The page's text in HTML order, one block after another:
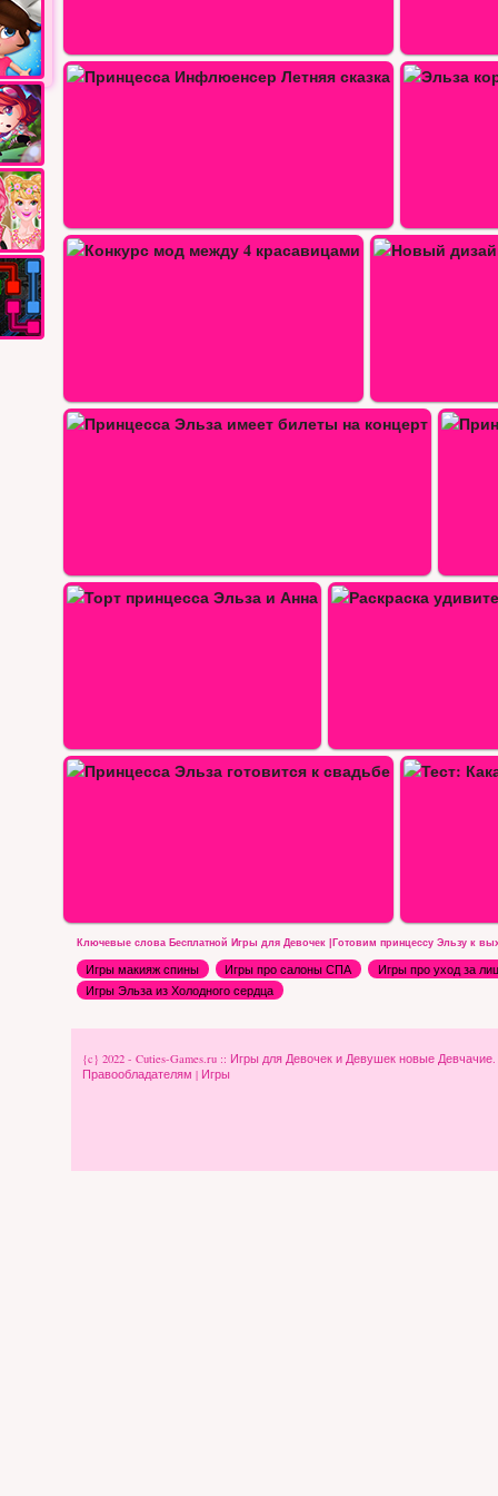
Эльза королевская принцесса…
Новый дизайн купальника для…
Принцесса Эльза соответствует…
Раскраска удивительная…
Тест: Какая ты версия Эльзы и…
Ключевые слова Бесплатной Игры для Девочек |Готовим принцессу Эльзу к
Игры макияж спины Игры про салоны СПА
Игры про уход за
Игры Эльза из Холодного сердца
{c} 2022 - Cuties-Games.ru :: Игры для Девочек и Девушек новые
Правообладателям | Игры